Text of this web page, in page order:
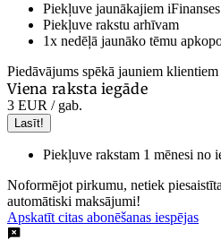
Piekļuve jaunākajiem
Piekļuve rakstu arhīvam
1x nedēļā jaunāko tēmu
Piedāvājums spēkā jauniem klientiem
Viena raksta iegāde
3 EUR / gab.
Lasīt!
Piekļuve rakstam 1 mēnesi no
Noformējot pirkumu, netiek
automātiski maksājumi!
Apskatīt citas abonēšanas iespējas